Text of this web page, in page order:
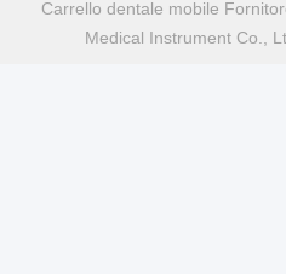
Carrello dentale mobile
Medical Instrument Co.,